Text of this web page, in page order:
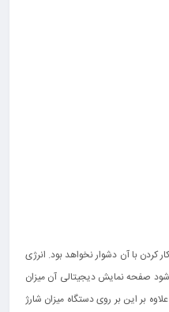
با آن دشوار نخواهد بود. انرژی
صفحه نمایش دیجیتالی آن میزان
بر این بر روی دستگاه میزان شارژ